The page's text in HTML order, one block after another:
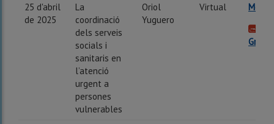
25 d'abril
de 2025
La
coordinació
dels serveis
socials i
sanitaris en
l’atenció
urgent a
persones
vulnerables
Oriol
Yuguero
Virtual Més